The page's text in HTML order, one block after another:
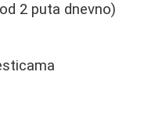
2 puta dnevno)